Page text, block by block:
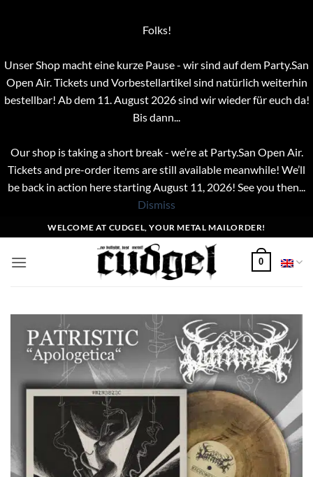
Folks!
Unser Shop macht eine kurze Pause - wir sind auf dem Party.San
Open Air. Tickets und Vorbestellartikel sind natürlich weiterhin
bestellbar! Ab dem 11. August 2026 sind wir wieder für euch da!
Bis dann...
Our shop is taking a short break - we’re at Party.San Open Air.
Tickets and pre-order items are still available meanwhile! We’ll
be back in action here starting August 11, 2026! See you then...
Dismiss
to
content
WELCOME AT CUDGEL, YOUR METAL MAILORDER!
0